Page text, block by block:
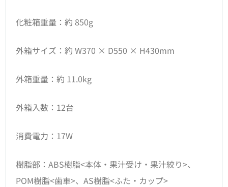
化粧箱重量：約 850g
外箱サイズ：約 W370 × D550 × H430mm
外箱重量：約 11.0kg
外箱入数：12台
消費電力：17W
樹脂部：ABS樹脂<本体・果汁受け・果汁絞り>、
POM樹脂<歯車>、AS樹脂<ふた・カップ>